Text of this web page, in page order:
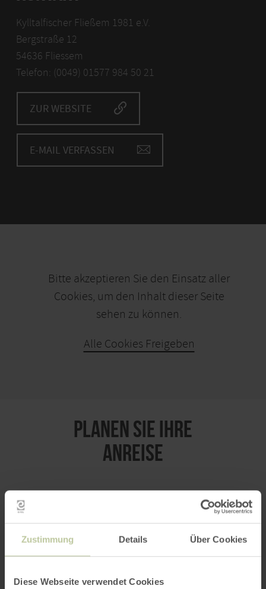
Zustimmung Details Über Cookies
Diese Webseite verwendet Cookies
Kylltalfischer Fließem 1981 e.V.
Bergstraße 12
54636 Fliessem
Telefon: (0049) 01577 984 50 21
ZUR WEBSITE
E-MAIL VERFASSEN
Bitte akzeptieren Sie den Einsatz aller
Cookies, um den Inhalt dieser Seite
sehen zu können.
Alle Cookies Freigeben
PLANEN SIE IHRE
ANREISE
per Google Maps
Anfahrt von: